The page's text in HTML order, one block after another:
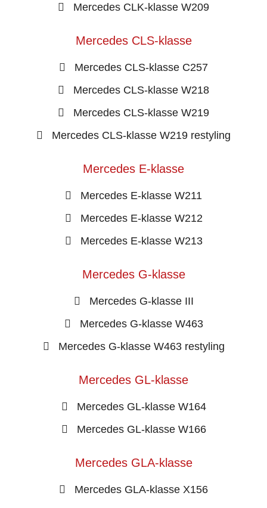
Mercedes CLK-klasse W209
Mercedes CLS-klasse
Mercedes CLS-klasse C257
Mercedes CLS-klasse W218
Mercedes CLS-klasse W219
Mercedes CLS-klasse W219 restyling
Mercedes E-klasse
Mercedes E-klasse W211
Mercedes E-klasse W212
Mercedes E-klasse W213
Mercedes G-klasse
Mercedes G-klasse III
Mercedes G-klasse W463
Mercedes G-klasse W463 restyling
Mercedes GL-klasse
Mercedes GL-klasse W164
Mercedes GL-klasse W166
Mercedes GLA-klasse
Mercedes GLA-klasse X156